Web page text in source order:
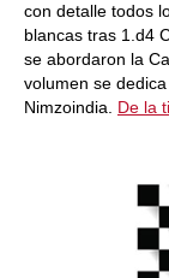
con detalle todos
blancas tras 1.d4
se abordaron la
volumen se
Nimzoindia. De la